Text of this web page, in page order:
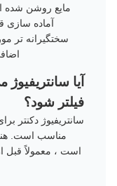
مایع روشن شده
آماده سازی
سختگیرانه تر
آیا
فیلتر شود؟
سانتریفیوژ دکنتر
مناسب است.
است ، معمولاً قبل